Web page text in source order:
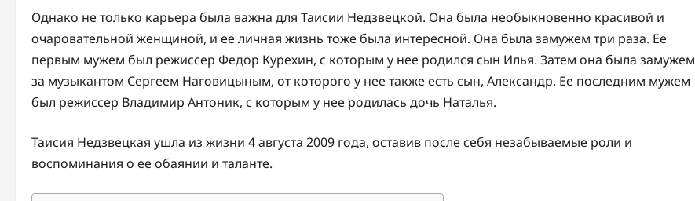
Однако не только карьера была важна для Таисии Недзвецкой. Она была необыкновенно красивой и
очаровательной женщиной, и ее личная жизнь тоже была интересной. Она была замужем три раза. Ее
первым мужем был режиссер Федор Курехин, с которым у нее родился сын Илья. Затем она была замужем
за музыкантом Сергеем Наговицыным, от которого у нее также есть сын, Александр. Ее последним мужем
был режиссер Владимир Антоник, с которым у нее родилась дочь Наталья.
Таисия Недзвецкая ушла из жизни 4 августа 2009 года, оставив после себя незабываемые роли и
воспоминания о ее обаянии и таланте.